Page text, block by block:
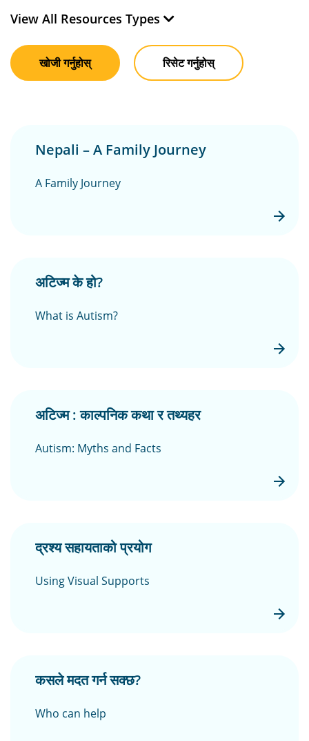
View All Resources Types
खोजी गर्नुहोस् रिसेट गर्नुहोस्
Nepali – A Family Journey
A Family Journey
अटिज्म के हो?
What is Autism?
अटिज्म : काल्पनिक कथा र तथ्यहर
Autism: Myths and Facts
द्रश्य सहायताको प्रयोग
Using Visual Supports
कसले मदत गर्न सक्छ?
Who can help